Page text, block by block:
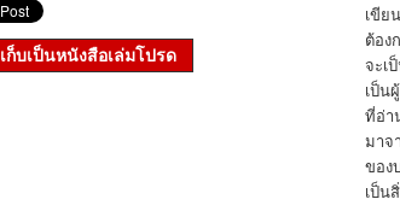
เขีย
ต้อง
จะเ
เป็น
ที่อ่า
มาจ
ของ
เป็น
เก็บเป็นหนังสือเล่มโปรด